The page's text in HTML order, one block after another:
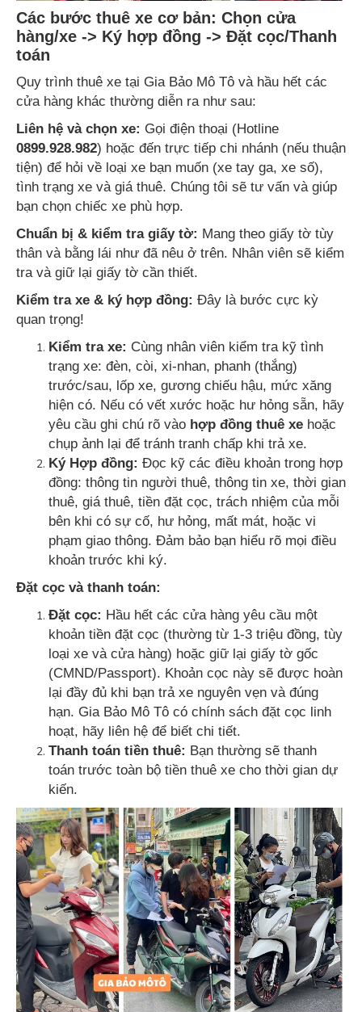
Các bước thuê xe cơ bản: Chọn cửa
hàng/xe -> Ký hợp đồng -> Đặt cọc/Thanh
toán
Quy trình thuê xe tại Gia Bảo Mô Tô và hầu hết các
cửa hàng khác thường diễn ra như sau:
Liên hệ và chọn xe: Gọi điện thoại (Hotline
0899.928.982) hoặc đến trực tiếp chi nhánh (nếu thuận
tiện) để hỏi về loại xe bạn muốn (xe tay ga, xe số),
tình trạng xe và giá thuê. Chúng tôi sẽ tư vấn và giúp
bạn chọn chiếc xe phù hợp.
Chuẩn bị & kiểm tra giấy tờ: Mang theo giấy tờ tùy
thân và bằng lái như đã nêu ở trên. Nhân viên sẽ kiểm
tra và giữ lại giấy tờ cần thiết.
Kiểm tra xe & ký hợp đồng: Đây là bước cực kỳ
quan trọng!
Kiểm tra xe: Cùng nhân viên kiểm tra kỹ tình
trạng xe: đèn, còi, xi-nhan, phanh (thắng)
trước/sau, lốp xe, gương chiếu hậu, mức xăng
hiện có. Nếu có vết xước hoặc hư hỏng sẵn, hãy
yêu cầu ghi chú rõ vào hợp đồng thuê xe hoặc
chụp ảnh lại để tránh tranh chấp khi trả xe.
Ký Hợp đồng: Đọc kỹ các điều khoản trong hợp
đồng: thông tin người thuê, thông tin xe, thời gian
thuê, giá thuê, tiền đặt cọc, trách nhiệm của mỗi
bên khi có sự cố, hư hỏng, mất mát, hoặc vi
phạm giao thông. Đảm bảo bạn hiểu rõ mọi điều
khoản trước khi ký.
Đặt cọc và thanh toán:
Đặt cọc: Hầu hết các cửa hàng yêu cầu một
khoản tiền đặt cọc (thường từ 1-3 triệu đồng, tùy
loại xe và cửa hàng) hoặc giữ lại giấy tờ gốc
(CMND/Passport). Khoản cọc này sẽ được hoàn
lại đầy đủ khi bạn trả xe nguyên vẹn và đúng
hạn. Gia Bảo Mô Tô có chính sách đặt cọc linh
hoạt, hãy liên hệ để biết chi tiết.
Thanh toán tiền thuê: Bạn thường sẽ thanh
toán trước toàn bộ tiền thuê xe cho thời gian dự
kiến.